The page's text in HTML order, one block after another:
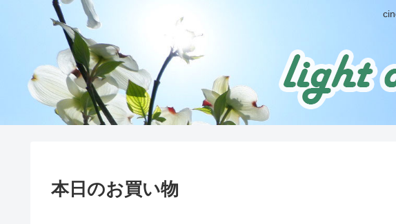
本日のお買い物